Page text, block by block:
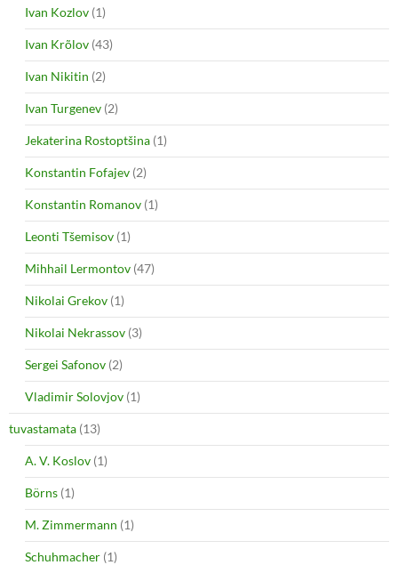
Ivan Kozlov (1)
Ivan Krõlov (43)
Ivan Nikitin (2)
Ivan Turgenev (2)
Jekaterina Rostoptšina (1)
Konstantin Fofajev (2)
Konstantin Romanov (1)
Leonti Tšemisov (1)
Mihhail Lermontov (47)
Nikolai Grekov (1)
Nikolai Nekrassov (3)
Sergei Safonov (2)
Vladimir Solovjov (1)
tuvastamata (13)
A. V. Koslov (1)
Börns (1)
M. Zimmermann (1)
Schuhmacher (1)